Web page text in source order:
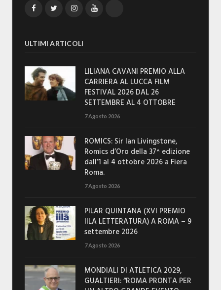
FacebookTwitterInstagramYouTube
ULTIMI ARTICOLI
LILIANA CAVANI PREMIO ALLA
CARRIERA AL LUCCA FILM
FESTIVAL 2026 DAL 26
SETTEMBRE AL 4 OTTOBRE
7 Agosto 2026
ROMICS: Sir Ian Livingstone,
Romics d’Oro della 37^ edizione
dall’1 al 4 ottobre 2026 a Fiera
Roma.
7 Agosto 2026
PILAR QUINTANA (XVI PREMIO
IILA LETTERATURA) A ROMA – 9
settembre 2026
7 Agosto 2026
MONDIALI DI ATLETICA 2029,
GUALTIERI: “ROMA PRONTA PER